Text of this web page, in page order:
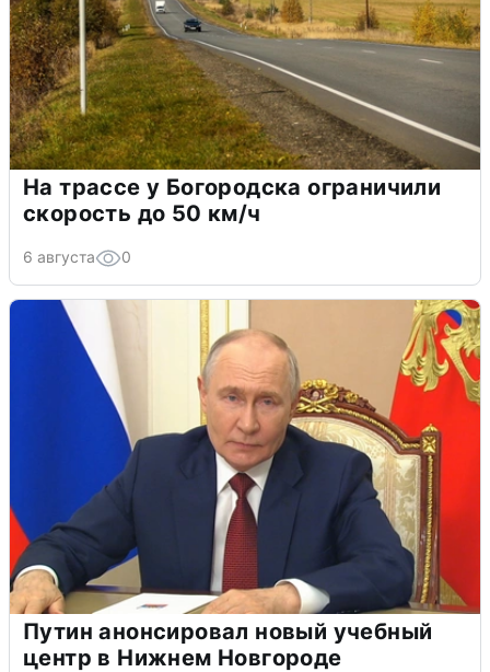
На трассе у Богородска ограничили
скорость до 50 км/ч
6 августа 0
Путин анонсировал новый учебный
центр в Нижнем Новгороде